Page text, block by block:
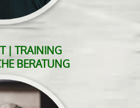
| TRAINING
BERATUNG